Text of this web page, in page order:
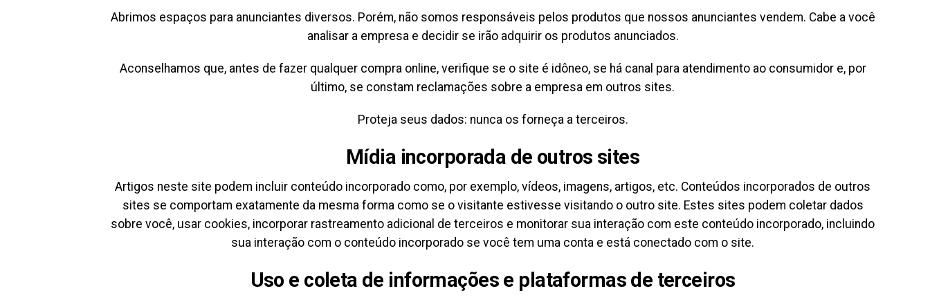
Abrimos espaços para anunciantes diversos. Porém, não somos responsáveis pelos produtos que nossos anunciantes vendem. Cabe a você
analisar a empresa e decidir se irão adquirir os produtos anunciados.
Aconselhamos que, antes de fazer qualquer compra online, verifique se o site é idôneo, se há canal para atendimento ao consumidor e, por
último, se constam reclamações sobre a empresa em outros sites.
Proteja seus dados: nunca os forneça a terceiros.
Mídia incorporada de outros sites
Artigos neste site podem incluir conteúdo incorporado como, por exemplo, vídeos, imagens, artigos, etc. Conteúdos incorporados de outros
sites se comportam exatamente da mesma forma como se o visitante estivesse visitando o outro site. Estes sites podem coletar dados
sobre você, usar cookies, incorporar rastreamento adicional de terceiros e monitorar sua interação com este conteúdo incorporado, incluindo
sua interação com o conteúdo incorporado se você tem uma conta e está conectado com o site.
Uso e coleta de informações e plataformas de terceiros